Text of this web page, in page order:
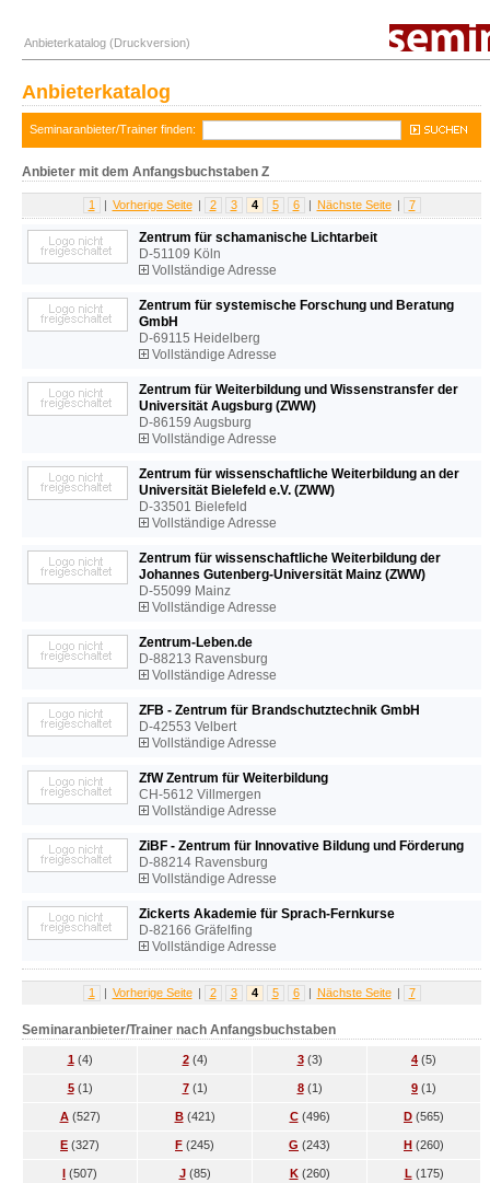
Anbieterkatalog (Druckversion)
Anbieterkatalog
Seminaranbieter/Trainer finden:
Anbieter mit dem Anfangsbuchstaben Z
1 | Vorherige Seite | 2 3 4 5 6 | Nächste Seite | 7
Zentrum für schamanische Lichtarbeit
D-51109 Köln
Vollständige Adresse
Zentrum für systemische Forschung und Beratung
GmbH
D-69115 Heidelberg
Vollständige Adresse
Zentrum für Weiterbildung und Wissenstransfer der
Universität Augsburg (ZWW)
D-86159 Augsburg
Vollständige Adresse
Zentrum für wissenschaftliche Weiterbildung an der
Universität Bielefeld e.V. (ZWW)
D-33501 Bielefeld
Vollständige Adresse
Zentrum für wissenschaftliche Weiterbildung der
Johannes Gutenberg-Universität Mainz (ZWW)
D-55099 Mainz
Vollständige Adresse
Zentrum-Leben.de
D-88213 Ravensburg
Vollständige Adresse
ZFB - Zentrum für Brandschutztechnik GmbH
D-42553 Velbert
Vollständige Adresse
ZfW Zentrum für Weiterbildung
CH-5612 Villmergen
Vollständige Adresse
ZiBF - Zentrum für Innovative Bildung und Förderung
D-88214 Ravensburg
Vollständige Adresse
Zickerts Akademie für Sprach-Fernkurse
D-82166 Gräfelfing
Vollständige Adresse
1 | Vorherige Seite | 2 3 4 5 6 | Nächste Seite | 7
Seminaranbieter/Trainer nach Anfangsbuchstaben
1(4) 2(4) 3(3) 4 (5)
5(1) 7(1) 8(1) 9 (1)
A(527) B(421) C(496) D (565)
E (327) F (245) G (243) H (260)
I (507) J(85) K(260) L (175)